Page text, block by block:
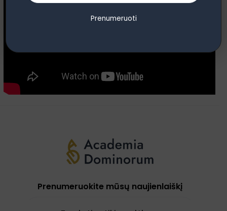
Prenumeruokite mūsų naujienlaiškį
Prenumeruoti